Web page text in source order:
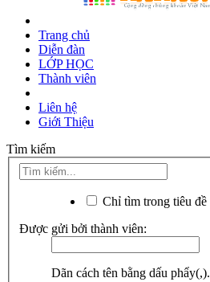
Trang chủ
Diễn đàn
LỚP HỌC
Thành viên
Liên hệ
Giới Thiệu
Tìm kiếm
Chỉ tìm trong tiêu đề
Được gửi bởi thành viên:
Dãn cách tên bằng dấu phẩy(,).